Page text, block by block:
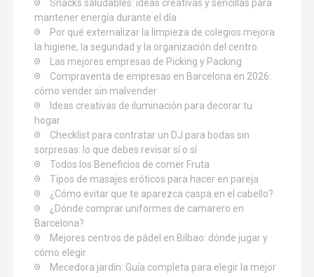
Snacks saludables: ideas creativas y sencillas para
mantener energía durante el día
Por qué externalizar la limpieza de colegios mejora
la higiene, la seguridad y la organización del centro
Las mejores empresas de Picking y Packing
Compraventa de empresas en Barcelona en 2026:
cómo vender sin malvender
Ideas creativas de iluminación para decorar tu
hogar
Checklist para contratar un DJ para bodas sin
sorpresas: lo que debes revisar sí o sí
Todos los Beneficios de comer Fruta
Tipos de masajes eróticos para hacer en pareja
¿Cómo evitar que te aparezca caspa en el cabello?
¿Dónde comprar uniformes de camarero en
Barcelona?
Mejores centros de pádel en Bilbao: dónde jugar y
cómo elegir
Mecedora jardín: Guía completa para elegir la mejor